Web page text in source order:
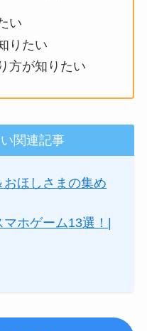
い
りたい
方が知りたい
関連記事
ほしさまの集め
ホゲーム13選！|